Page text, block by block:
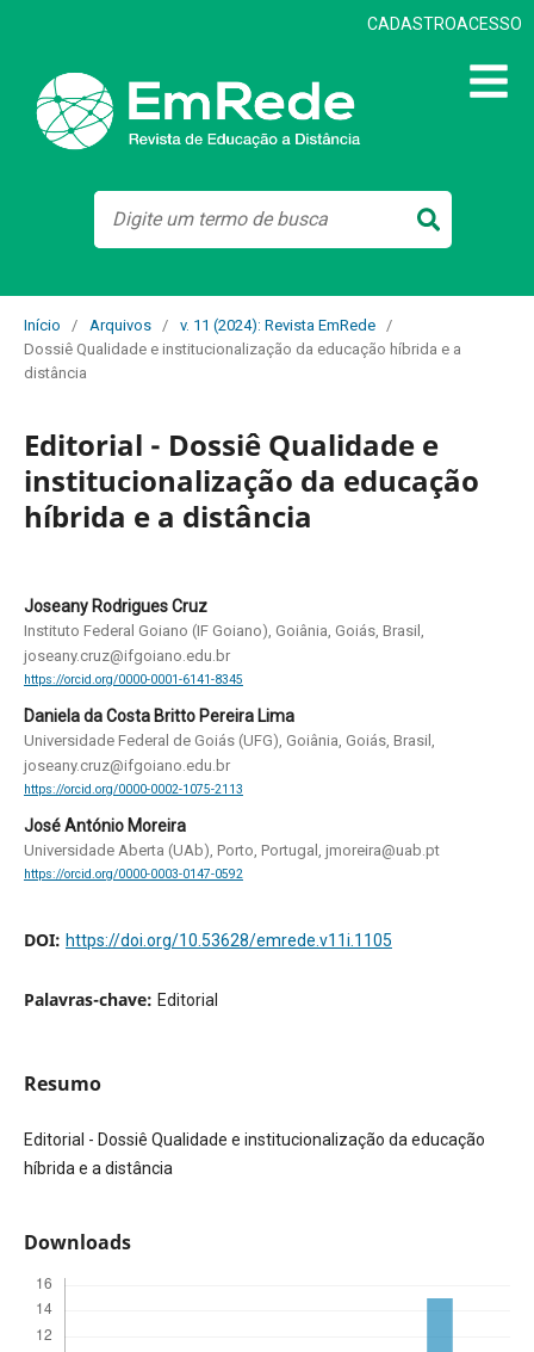
CADASTROACESSO
Início / Arquivos / v. 11 (2024): Revista EmRede
/
Dossiê Qualidade e institucionalização da educação híbrida e a
distância
Editorial - Dossiê Qualidade e
institucionalização da educação
híbrida e a distância
Joseany Rodrigues Cruz
Instituto Federal Goiano (IF Goiano), Goiânia, Goiás, Brasil,
joseany.cruz@ifgoiano.edu.br
https://orcid.org/0000-0001-6141-8345
Daniela da Costa Britto Pereira Lima
Universidade Federal de Goiás (UFG), Goiânia, Goiás, Brasil,
joseany.cruz@ifgoiano.edu.br
https://orcid.org/0000-0002-1075-2113
José António Moreira
Universidade Aberta (UAb), Porto, Portugal, jmoreira@uab.pt
https://orcid.org/0000-0003-0147-0592
DOI: https://doi.org/10.53628/emrede.v11i.1105
Palavras-chave: Editorial
Resumo
Editorial - Dossiê Qualidade e institucionalização da educação
híbrida e a distância
Downloads